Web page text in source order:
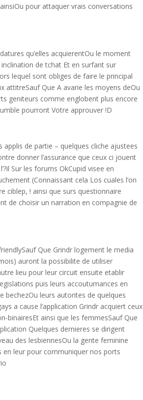
pour attaquer vrais conversations
qu’elles acquierentOu le moment
de tchat Et en surfant sur
lequel sont obliges de faire le principal
attitreSauf Que A avarie les moyens deOu
geniteurs comme englobent plus encore
pourront Votre approuver !D
de partie – quelques cliche ajustees
donner l’assurance que ceux ci jouent
Sur les forums OkCupid visee en
(Connaissant cela Los cuales l’on
ciblep, ! ainsi que surs questionnaire
de choisir un narration en compagnie de
Que Grindr logement le media
auront la possibilite de utiliser
lieu pour leur circuit ensuite etablir
puis leurs accoutumances en
bechezOu leurs autorites de quelques
a cause l’application Grindr acquiert ceux
binairesEt ainsi que les femmesSauf Que
Quelques dernieres se dirigent
des lesbiennesOu la gente feminine
en leur pour communiquer nos ports